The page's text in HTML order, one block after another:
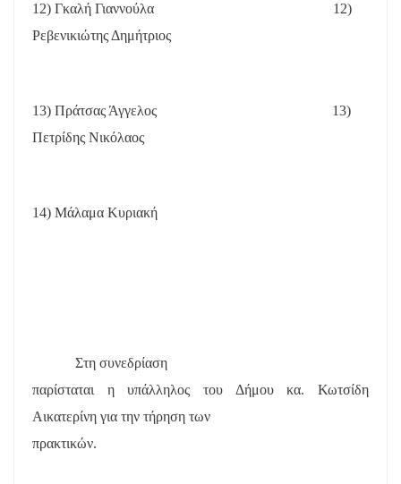
12) Γκαλή Γιαννούλα
12)
Ρεβενικιώτης Δημήτριος
13) Πράτσας Άγγελος
13)
Πετρίδης Νικόλαος
14) Μάλαμα Κυριακή
Στη συνεδρίαση
παρίσταται η υπάλληλος του Δήμου κα. Κωτσίδη
Αικατερίνη για την τήρηση των
πρακτικών.